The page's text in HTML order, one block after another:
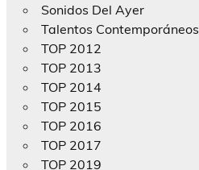
Sonidos Del Ayer
Talentos Contemporáneos
TOP 2012
TOP 2013
TOP 2014
TOP 2015
TOP 2016
TOP 2017
TOP 2019